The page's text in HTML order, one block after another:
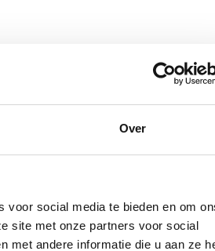
Over
voor social media te bieden en om
site met onze partners voor social
met andere informatie die u aan ze
Gaat